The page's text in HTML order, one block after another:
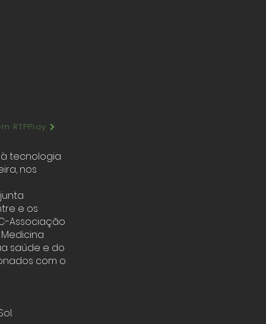
RTPPlay
tecnologia
nos
e os
Associação
saúde e do
com o